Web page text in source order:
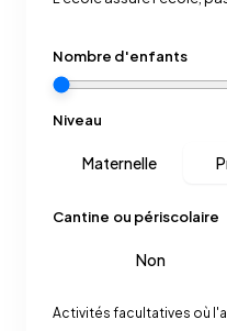
Nombre d'enfants
Niveau
Maternelle
Cantine ou périscolaire
Non
Activités facultatives où